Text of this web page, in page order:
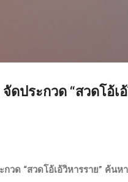
ดประกวด “สวดโอ้
วด “สวดโอ้เอ้วิหารราย” ค้น